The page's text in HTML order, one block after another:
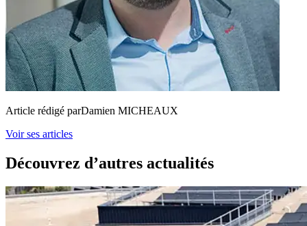
Article rédigé parDamien MICHEAUX
Voir ses articles
Découvrez d’autres actualités